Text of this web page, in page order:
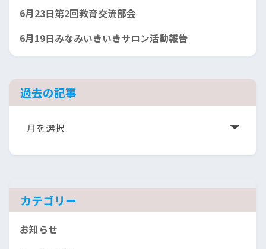
6月23日第2回教育交流部会
6月19日みなみいきいきサロン活動報告
過去の記事
ア
カ
ブ
カテゴリー
お知らせ